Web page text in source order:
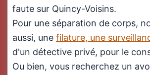
faute sur Quincy-Voisins.
Pour une séparation de corps,
aussi, une filature, une
d'un détective privé, pour le
Ou bien, vous recherchez un